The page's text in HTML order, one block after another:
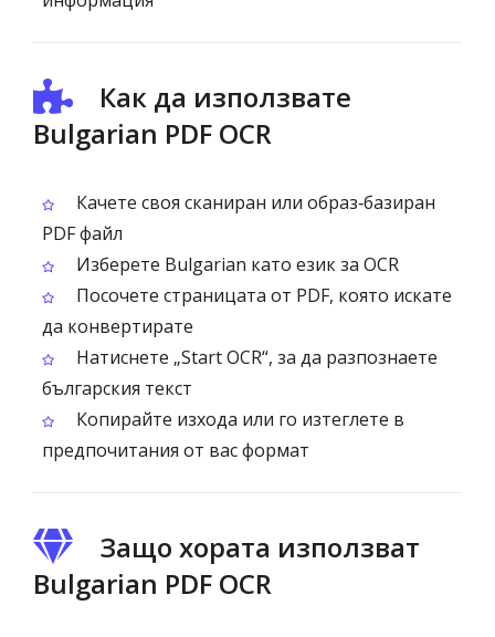
Как да използвате
Bulgarian PDF OCR
Качете своя сканиран или образ‑базиран
PDF файл
Изберете Bulgarian като език за OCR
Посочете страницата от PDF, която искате
да конвертирате
Натиснете „Start OCR“, за да разпознаете
българския текст
Копирайте изхода или го изтеглете в
предпочитания от вас формат
Защо хората използват
Bulgarian PDF OCR